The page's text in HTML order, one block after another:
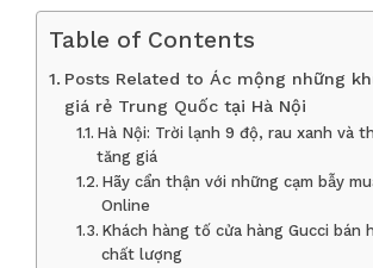
Table of Contents
Posts Related to Ác mộng những
giá rẻ Trung Quốc tại Hà Nội
Hà Nội: Trời lạnh 9 độ, rau xanh và
tăng giá
Hãy cẩn thận với những cạm bẫy
Online
Khách hàng tố cửa hàng Gucci bán
chất lượng